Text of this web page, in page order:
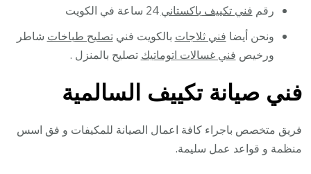
رقم فني تكييف باكستاني24 ساعة في الكويت
ونحن أيضا فني ثلاجات بالكويت فنيتصليح طباخات شاطر
ورخيص فني غسالات اتوماتيك تصليح بالمنزل .
فني صيانة تكييف السالمية
فريق متخصص باجراء كافة اعمال الصيانة للمكيفات و فق اسس
منظمة و قواعد عمل سليمة.